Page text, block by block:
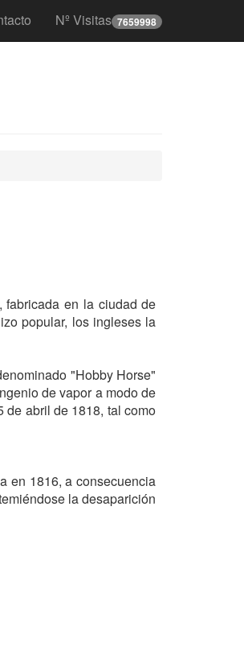
Nº Visitas 7659998
fabricada en la ciudad de
popular, los ingleses la
"Hobby Horse"
de vapor a modo de
de abril de 1818, tal como
en 1816, a consecuencia
la desaparición
de tres ruedas: